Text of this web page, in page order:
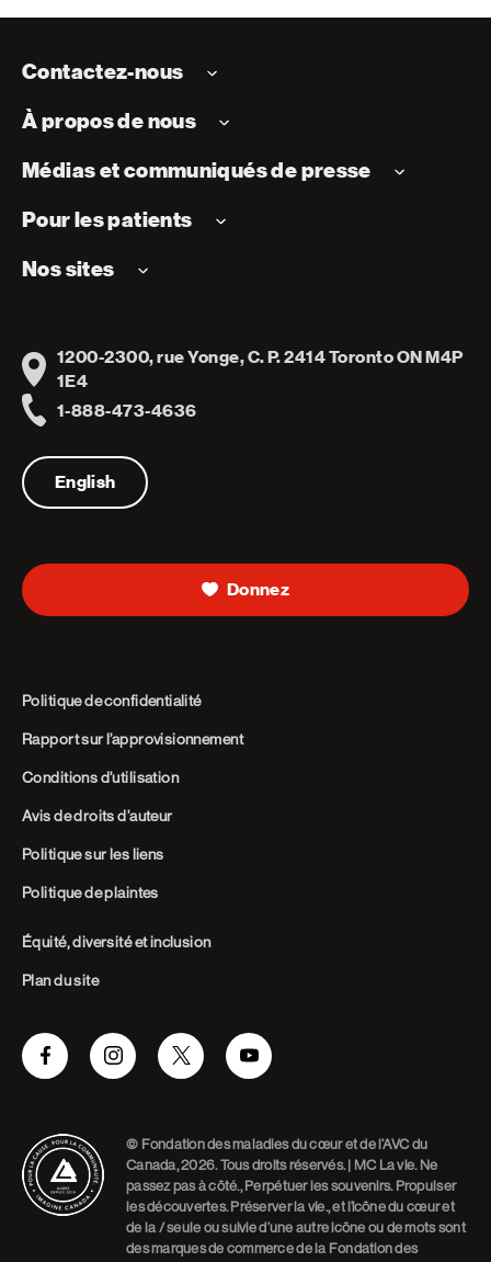
Contactez-nous
À propos de nous
Médias et communiqués de presse
Pour les patients
Nos sites
Address
1200-2300, rue Yonge, C. P. 2414 Toronto ON M4P
1E4
1-888-473-4636
English
Donnez
Politique de confidentialité
Rapport sur l’approvisionnement
Conditions d’utilisation
Avis de droits d’auteur
Politique sur les liens
Politique de plaintes
Équité, diversité et inclusion
Plan du site
FacebookInstagramTwitter Youtube
© Fondation des maladies du cœur et de l’AVC du
Canada, 2026. Tous droits réservés. | MC La vie. Ne
passez pas à côté., Perpétuer les souvenirs. Propulser
les découvertes. Préserver la vie., et l’icône du cœur et
de la / seule ou suivie d’une autre icône ou de mots sont
des marques de commerce de la Fondation des